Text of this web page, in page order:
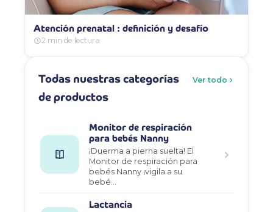
Atención prenatal : definición y desafío
2 min de lectura
Todas nuestras categorías
de productos
Ver todo
Monitor de respiración
para bebés Nanny
¡Duerma a pierna suelta! El
Monitor de respiración para
bebés Nanny ¡vigila a su
bebé…
Lactancia